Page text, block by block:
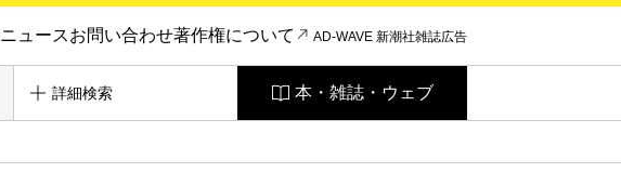
ニュースお問い合わせ著作権について AD-WAVE 新潮社雑誌広告
詳細検索 本・雑誌・ウェブ